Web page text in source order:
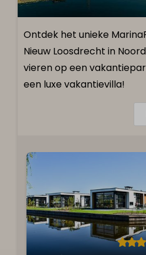
Ontdek het unieke
Nieuw Loosdrecht in
vieren op een
een luxe vakantievilla!